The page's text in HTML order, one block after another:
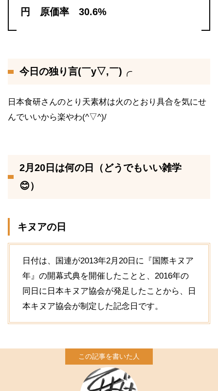
円 原価率 30.6%
今日の独り言(￣y▽,￣)╭
日本食研さんのとり天素材は火のとおり具合を気にせ
んでいいから楽やわ(^▽^)/
2月20日は何の日（どうでもいい雑学
😊）
キヌアの日
日付は、国連が2013年2月20日に『国際キヌア
年』の開幕式典を開催したことと、2016年の
同日に日本キヌア協会が発足したことから、日
本キヌア協会が制定した記念日です。